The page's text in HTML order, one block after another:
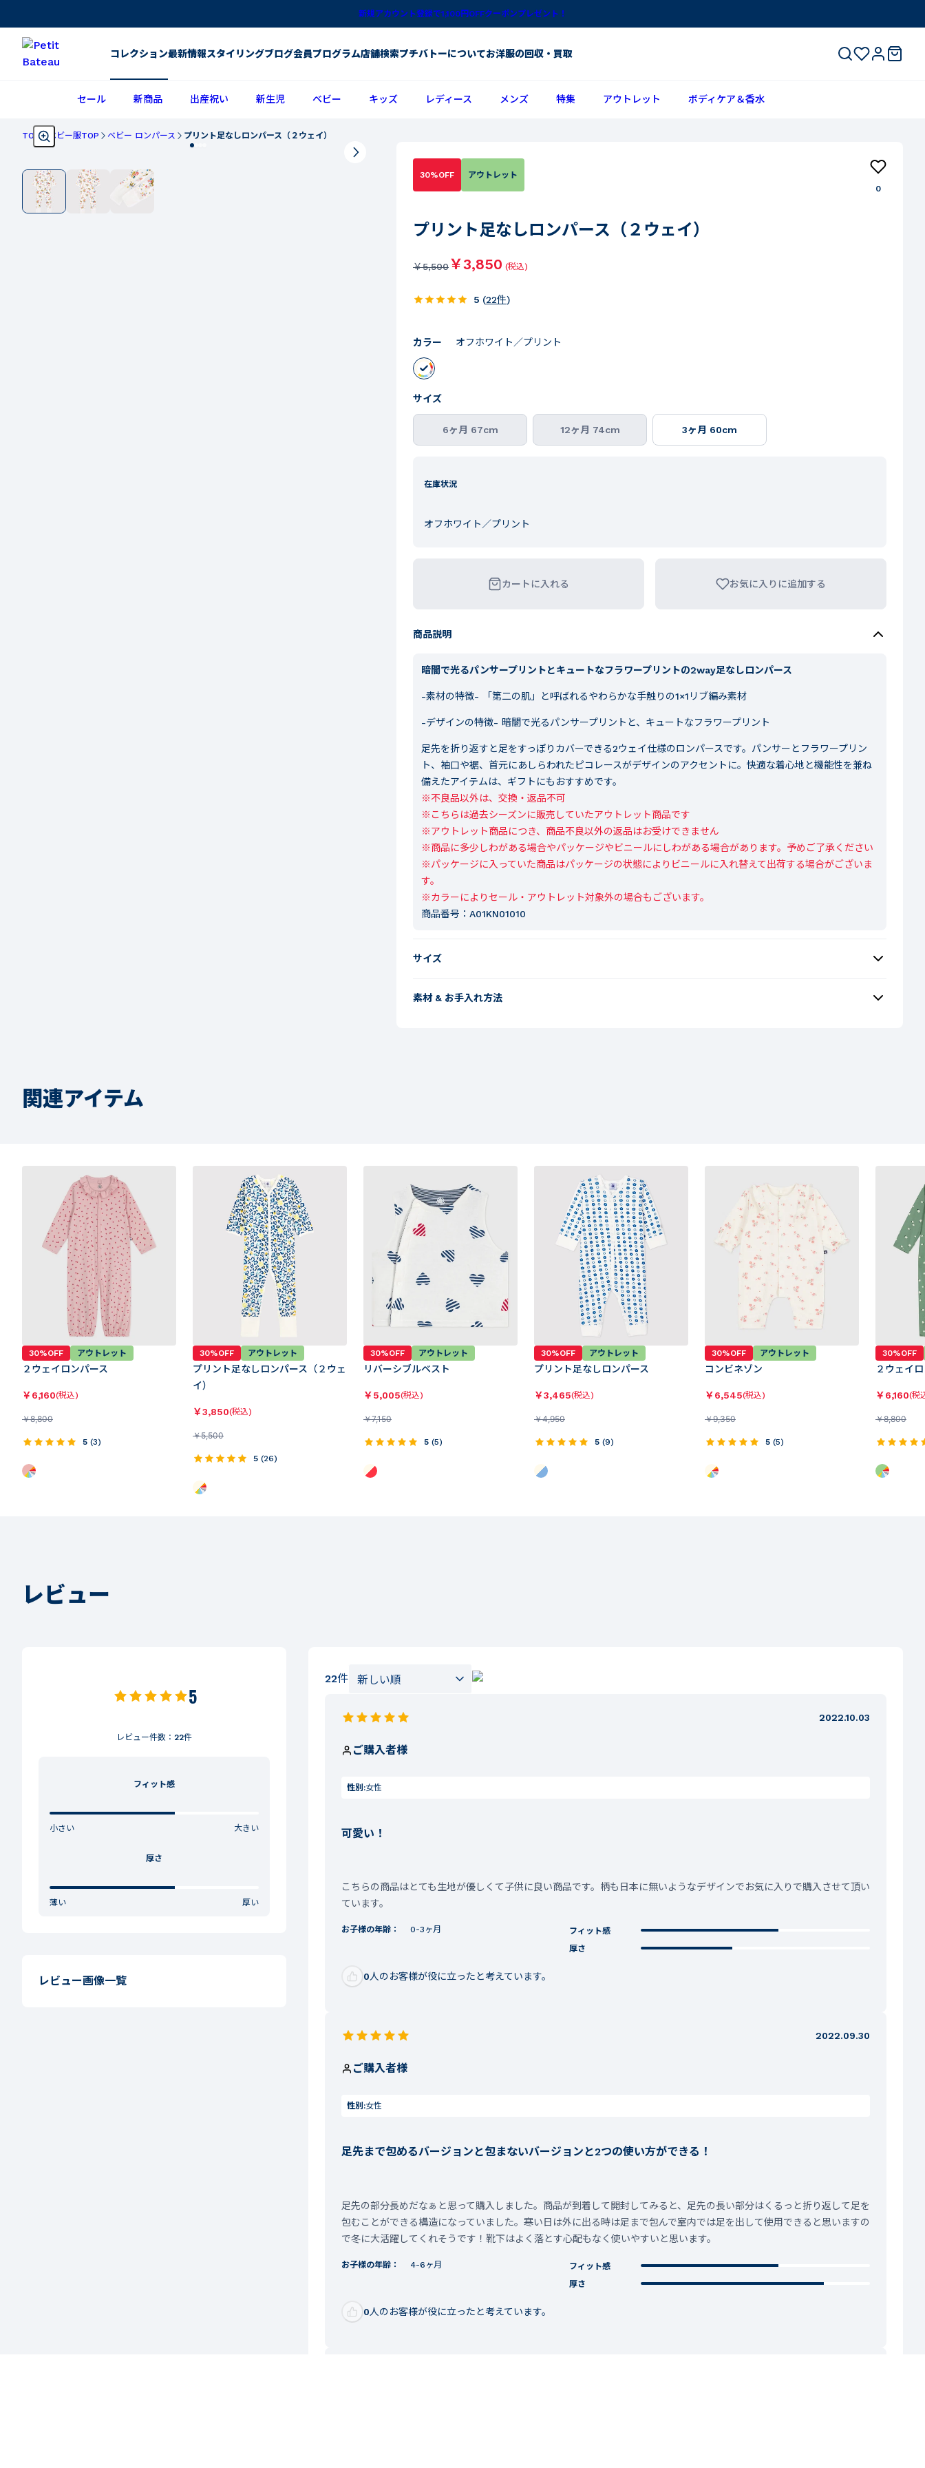
新規アカウント登録で1,100円OFFクーポンプレゼント！
コレクション最新情報スタイリングブログ会員プログラム店舗検索プチバトーについてお洋服の回収・買取
セール 新商品 出産祝い 新生児 ベビー キッズ レディース メンズ 特集 アウトレット ボディケア＆香水
TOP ベビー服TOP ベビー ロンパース プリント足なしロンパース（２ウェイ）
30%OFF
アウトレット
0
プリント足なしロンパース（２ウェイ）
￥5,500￥3,850 (税込)
5 (22件)
カラー オフホワイト／プリント
サイズ
6ヶ月 67cm 12ヶ月 74cm 3ヶ月 60cm
在庫状況
オフホワイト／プリント
カートに入れる お気に入りに追加する
商品説明
暗闇で光るパンサープリントとキュートなフラワープリントの2way足なしロンパース
-素材の特徴- 「第二の肌」と呼ばれるやわらかな手触りの1×1リブ編み素材
-デザインの特徴- 暗闇で光るパンサープリントと、キュートなフラワープリント
足先を折り返すと足をすっぽりカバーできる2ウェイ仕様のロンパースです。パンサーとフラワープリン
ト、袖口や裾、首元にあしらわれたピコレースがデザインのアクセントに。快適な着心地と機能性を兼ね
備えたアイテムは、ギフトにもおすすめです。
※不良品以外は、交換・返品不可
※こちらは過去シーズンに販売していたアウトレット商品です
※アウトレット商品につき、商品不良以外の返品はお受けできません
※商品に多少しわがある場合やパッケージやビニールにしわがある場合があります。予めご了承ください
※パッケージに入っていた商品はパッケージの状態によりビニールに入れ替えて出荷する場合がございま
す。
※カラーによりセール・アウトレット対象外の場合もございます。
商品番号： A01KN01010
サイズ
素材 & お手入れ方法
関連アイテム
30%OFF アウトレット
２ウェイロンパース
￥6,160(税込)
￥8,800
5 (3)
30%OFF アウトレット
プリント足なしロンパース（２ウェ
イ）
￥3,850(税込)
￥5,500
5 (26)
30%OFF アウトレット
リバーシブルベスト
￥5,005(税込)
￥7,150
5 (5)
30%OFF アウトレット
プリント足なしロンパース
￥3,465(税込)
￥4,950
5 (9)
30%OFF アウトレット
コンビネゾン
￥6,545(税込)
￥9,350
5 (5)
30%OFF
２ウェイ
￥6,160(税
￥8,800
レビュー
5
レビュー件数： 22件
フィット感
小さい 大きい
厚さ
薄い 厚い
レビュー画像一覧
22件
2022.10.03
ご購入者様
性別:女性
可愛い！
こちらの商品はとても生地が優しくて子供に良い商品です。柄も日本に無いようなデザインでお気に入りで購入させて頂い
ています。
お子様の年齢： 0-3ヶ月
フィット感
厚さ
0人のお客様が役に立ったと考えています。
2022.09.30
ご購入者様
性別:女性
足先まで包めるバージョンと包まないバージョンと2つの使い方ができる！
足先の部分長めだなぁと思って購入しました。商品が到着して開封してみると、足先の長い部分はくるっと折り返して足を
包むことができる構造になっていました。寒い日は外に出る時は足まで包んで室内では足を出して使用できると思いますの
で冬に大活躍してくれそうです！靴下はよく落とす心配もなく使いやすいと思います。
お子様の年齢： 4-6ヶ月
フィット感
厚さ
0人のお客様が役に立ったと考えています。